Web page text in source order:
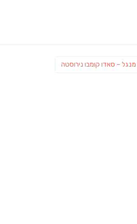
פוסט
מנגל – סאדו קומבו נירוסטה